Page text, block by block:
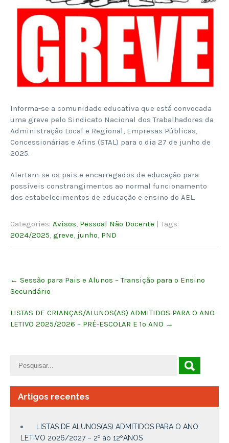
Informa-se a comunidade educativa que está convocada
uma greve pelo Sindicato Nacional dos Trabalhadores da
Administração Local e Regional, Empresas Públicas,
Concessionárias e Afins (STAL) para o dia 27 de junho de
2025.
Alertam-se os pais e encarregados de educação para
possíveis constrangimentos ao normal funcionamento
dos estabelecimentos de educação e ensino do AEL.
Categories: Avisos, Pessoal Não Docente | Tags:
2024/2025, greve, junho, PND
navigation
← Sessão para Pais e Alunos – Transição para o Ensino
Secundário
LISTAS DE CRIANÇAS/ALUNOS(AS) ADMITIDOS PARA O ANO
LETIVO 2025/2026 – PRÉ-ESCOLAR E 1º ANO →
Artigos recentes
LISTAS DE ALUNOS(AS) ADMITIDOS PARA O ANO
LETIVO 2026/2027 – 2º ao 12ºANOS